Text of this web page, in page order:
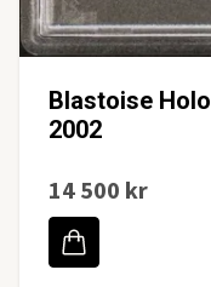
Blastoise
2002
14 500 kr